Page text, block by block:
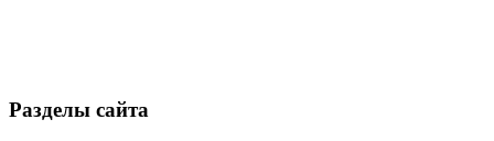
Разделы сайта